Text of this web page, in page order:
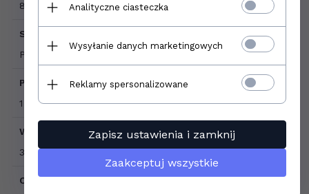
8 mm
Sprzedaż produktu:
Produkt sprzedawany na pełne opakowania
Podana cena dotyczy:
1 m2
Waga opakowania:
30,30 kg
Czas dostawy produktu:
Analityczne ciasteczka
Wysyłanie danych marketingowych
Reklamy spersonalizowane
Zapisz ustawienia i zamknij
Zaakceptuj wszystkie